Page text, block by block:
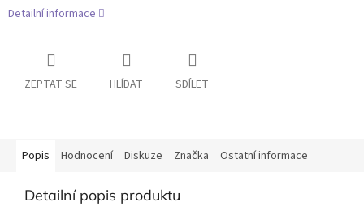
Detailní informace
ZEPTAT SE HLÍDAT SDÍLET
Popis Hodnocení Diskuze Značka Ostatní informace
Detailní popis produktu